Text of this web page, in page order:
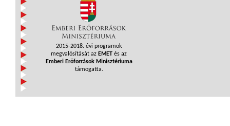
2015-2018. évi programok
megvalósítását az EMET és az
Emberi Erőforrások Minisztériuma
támogatta.